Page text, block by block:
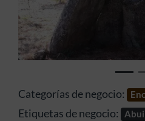
Anterior
Categorías de negocio:
Etiquetas de negocio: